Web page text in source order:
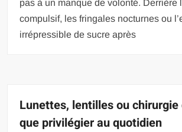
pas à un manque de volonté. Derrière
compulsif, les fringales nocturnes ou
irrépressible de sucre après
Lunettes, lentilles ou chirurgie
que privilégier au quotidien